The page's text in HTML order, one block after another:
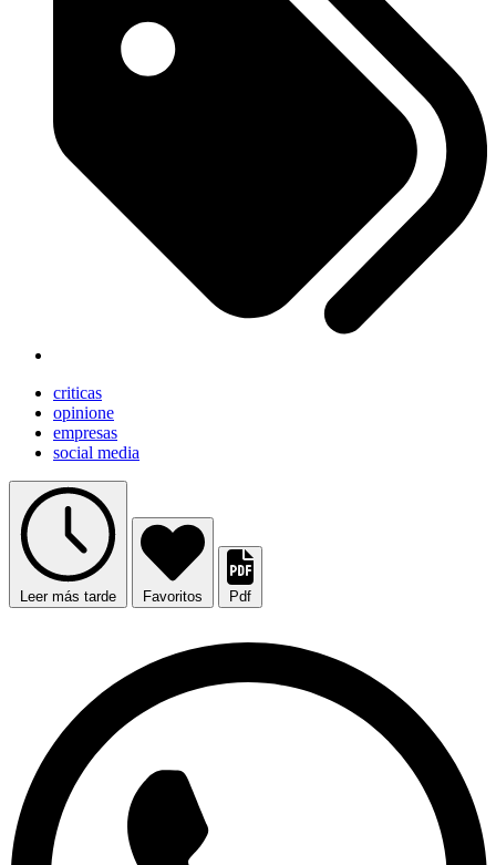
criticas
opinione
empresas
social media
Leer más tarde Favoritos Pdf